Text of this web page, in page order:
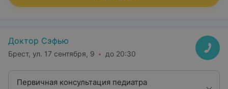
Доктор Сэфью
Брест, ул. 17 сентября, 9 до 20:30
Первичная консультация педиатра